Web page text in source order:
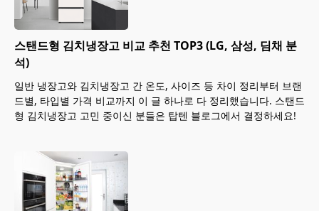
스탠드형 김치냉장고 비교 추천 TOP3 (LG, 삼성, 딤채 분
석)
일반 냉장고와 김치냉장고 간 온도, 사이즈 등 차이 정리부터 브랜
드별, 타입별 가격 비교까지 이 글 하나로 다 정리했습니다. 스탠드
형 김치냉장고 고민 중이신 분들은 탑텐 블로그에서 결정하세요!